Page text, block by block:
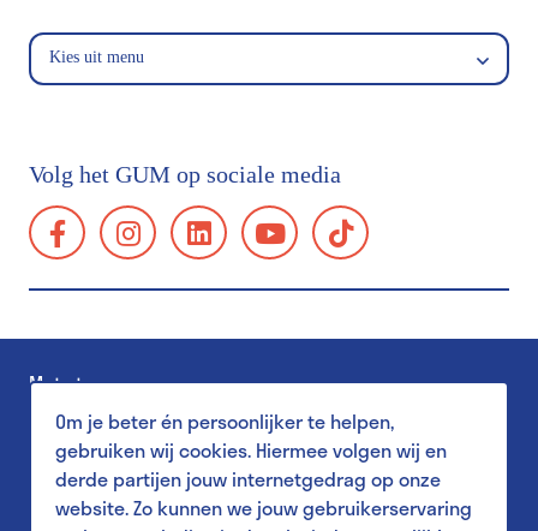
Om je beter én persoonlijker te helpen,
gebruiken wij cookies. Hiermee volgen wij en
derde partijen jouw internetgedrag op onze
website. Zo kunnen we jouw gebruikerservaring
Kies uit menu
Groepsbezoek
Schoolbezoek
Museum Shop
Salon
Pers
Volg het GUM op sociale media
facebook:
https://www.facebook.com/GUMgent/
instagram:
https://www.instagram.com/gumgent/
linkedin:
https://www.linkedin.com/company/
gents-
universiteitsmuseum-
youtube:
https://www.youtube.com/
Met steun van